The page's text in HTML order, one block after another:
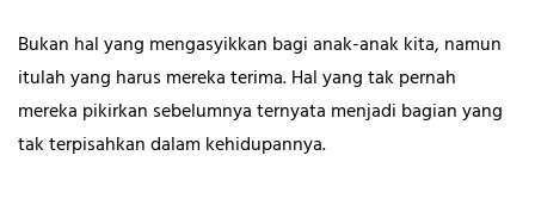
Bukan hal yang mengasyikkan bagi anak-anak kita, namun
itulah yang harus mereka terima. Hal yang tak pernah
mereka pikirkan sebelumnya ternyata menjadi bagian yang
tak terpisahkan dalam kehidupannya.